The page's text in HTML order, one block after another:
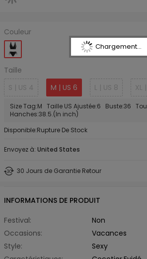
Couleur
Taille
S | US 4
M | US 6 L | US 8 XL
Size Tag:M Taille US Ajustée:6 Buste:36
Hanches:38.5.(In inch)
Disponible:Rupture De Stock
Envoyez à: United States
30 Jours de Garantie Retour
INFORMATIONS DE PRODUIT
Festival:
Non
Occasions:
Vacances
Style:
Sexy
Chargement...